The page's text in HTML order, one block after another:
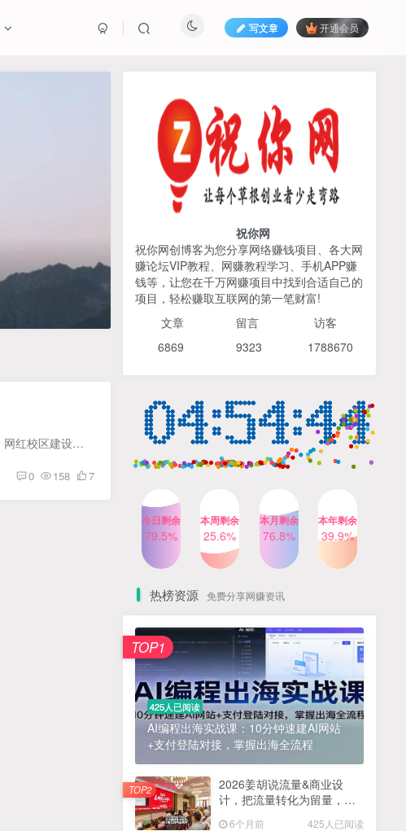
写文章 开通会员
课程目录： 2、【第一部分】网络名人校区建设指南-网络名人校区实践指南1 3、【第一部分】网红校区建设指南-网红校区实际操作指南2 4、【第一部分】网红校区建设指南-网红校区实际操作指南3 5、...
0 158 7
425人已阅读
AI编程出海实战课：10分钟速建AI网站
+支付登陆对接，掌握出海全流程
TOP1
2026姜胡说流量&商业设
计，把流量转化为留量，设
计自己的商业模式
6个月前 425人已阅读
TOP2
货，以混剪为主，不需要真
小红书笔记带货课，流量电
商新机会，抓住小红书的流
量红利(更新26年2月)
5个月前 419人已阅读
TOP4
公众号流量主之星座盘点赛
TOP5
AI商业编程智能体开发课：
掌握LangChain+LangGraph
构建多智能体协同架构的核
4个月前 417人已阅读
TOP6
1 ? 零加盟费｜红颜搭全国城市代理商招募正式启动！
2 淘宝天猫盈利突破特训营25年12月线下课，系统性的深度剖析电商企业经营之道，打造电商标准化运营体系
3 抓亚马逊漏洞，免去店铺月租，一个流量大竞争小，让你有机会成大卖的赛道
2025最新零撸项目，一部手机就可以操作，20秒一单，零投入纯薅羊毛，无门槛，一天200+【揭秘】
5 线上陪伴项目玩法，聊聊天就有收益的项目，一个月收益5000+
6 全网首发！答案之书网页版，全新玩法，搭配文档和网页，日入1k+零门槛小白首选副业
祝你网
祝你网创博客为您分享网络赚钱项目、各大网
赚论坛VIP教程、网赚教程学习、手机APP赚
钱等，让您在千万网赚项目中找到合适自己的
项目，轻松赚取互联网的第一笔财富!
文章 留言 访客
6869 9323 1788670
今日剩余
79.5%
本周剩余
25.6%
本月剩余
76.8%
本年剩余
39.9%
热榜资源 免费分享网赚资讯
425人已阅读
AI编程出海实战课：10分钟速建AI网站
+支付登陆对接，掌握出海全流程
TOP1
2026姜胡说流量&商业设
计，把流量转化为留量，设
6个月前 425人已阅读
TOP2